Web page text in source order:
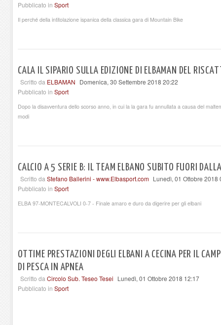
Pubblicato in Sport
Il perché della intitolazione ispanica della classica gara di Mountain Bike
CALA IL SIPARIO SULLA EDIZIONE DI ELBAMAN DEL
Scritto da ELBAMAN Domenica, 30 Settembre 2018 20:22
Pubblicato in Sport
Dopo la disavventura dello scorso anno, in cui la la gara fu annullata a causa del
modi
CALCIO A 5 SERIE B: IL TEAM ELBANO SUBITO FUORI
Scritto da Stefano Ballerini - www.Elbasport.com Lunedì, 01 Ottobre 2018
Pubblicato in Sport
ELBA 97-MONTECALVOLI 0-7 - Finale amaro e duro da digerire per gli elbani
OTTIME PRESTAZIONI DEGLI ELBANI A CECINA PER IL
DI PESCA IN APNEA
Scritto da Circolo Sub. Teseo Tesei Lunedì, 01 Ottobre 2018 12:17
Pubblicato in Sport